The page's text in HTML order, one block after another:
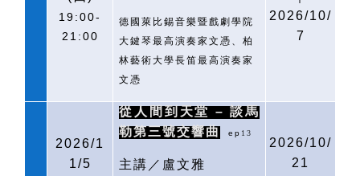
19:00-
21:00
德國萊比錫音樂暨戲劇學院
大鍵琴最高演奏家文憑、柏
林藝術大學長笛最高演奏家
文憑
2026/10/
7
2026/1
1/5
從人間到天堂 – 談馬
勒第三號交響曲
ep 13
主講／盧文雅
2026/10/
21